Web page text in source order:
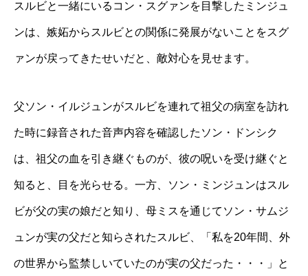
スルビと一緒にいるコン・スグァンを目撃したミンジュ
ンは、嫉妬からスルビとの関係に発展がないことをスグ
ァンが戻ってきたせいだと、敵対心を見せます。
父ソン・イルジュンがスルビを連れて祖父の病室を訪れ
た時に録音された音声内容を確認したソン・ドンシク
は、祖父の血を引き継ぐものが、彼の呪いを受け継ぐと
知ると、目を光らせる。一方、ソン・ミンジュンはスル
ビが父の実の娘だと知り、母ミスを通じてソン・サムジ
ュンが実の父だと知らされたスルビ、「私を20年間、外
の世界から監禁しいていたのが実の父だった・・・」と